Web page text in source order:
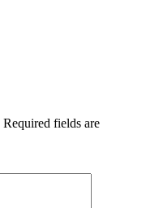
Required fields are